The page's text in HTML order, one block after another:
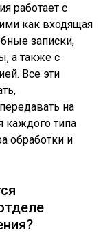
работает с
как входящая
записки,
а также с
Все эти
на
каждого типа
обработки и